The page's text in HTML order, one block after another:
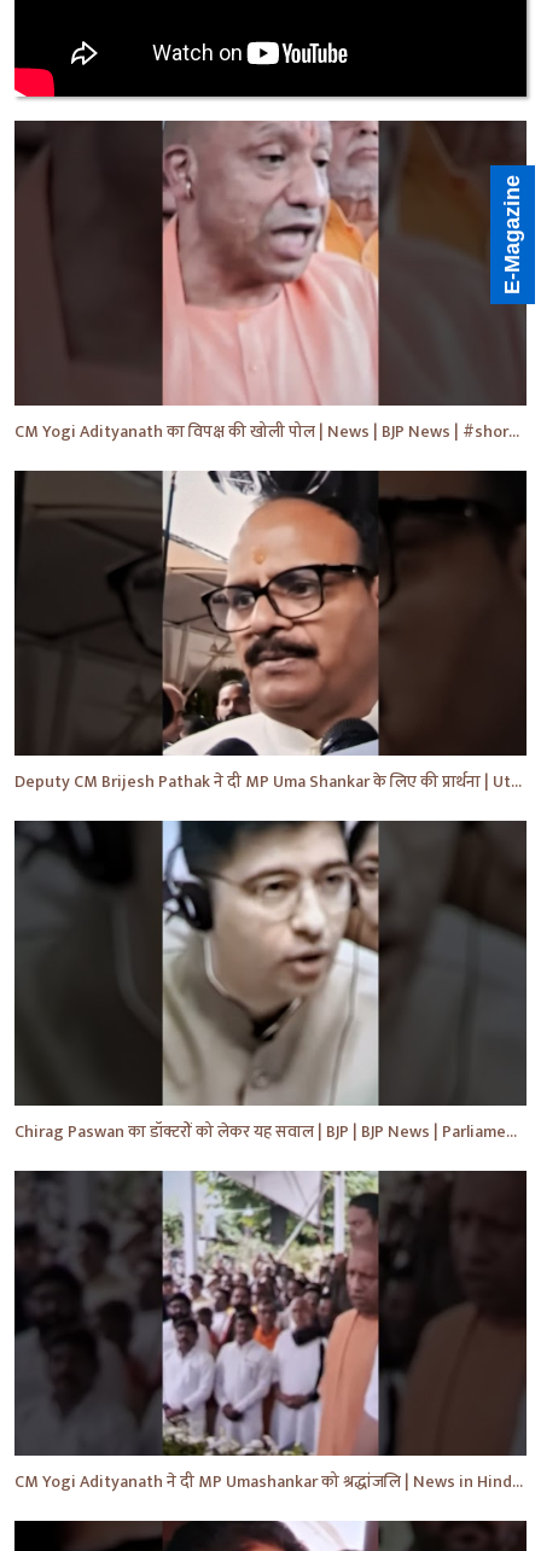
CM Yogi Adityanath का विपक्ष की खोली पोल | News | BJP News | #shorts #yt #news #ytshorts
Deputy CM Brijesh Pathak ने दी MP Uma Shankar के लिए की प्रार्थना | Uttar Pradesh News #shorts #yt
Chirag Paswan का डॉक्टरों को लेकर यह सवाल | BJP | BJP News | Parliament | #shorts #ytnewshorts #yt
CM Yogi Adityanath ने दी MP Umashankar को श्रद्धांजलि | News in Hindi | News Today | #shorts #yt
E-Magazine